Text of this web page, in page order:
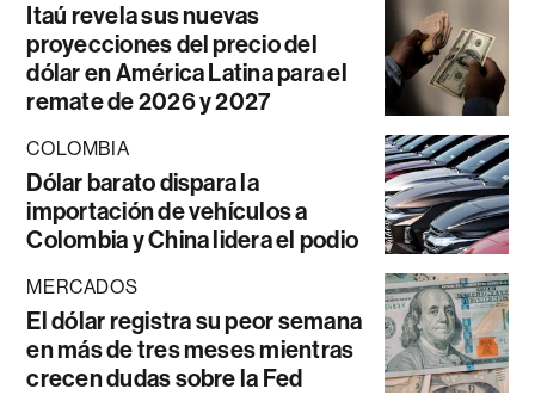
Itaú revela sus nuevas
proyecciones del precio del
dólar en América Latina para el
remate de 2026 y 2027
COLOMBIA
Dólar barato dispara la
importación de vehículos a
Colombia y China lidera el podio
MERCADOS
El dólar registra su peor semana
en más de tres meses mientras
crecen dudas sobre la Fed